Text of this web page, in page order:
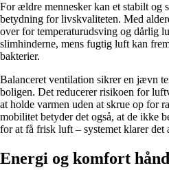
For ældre mennesker kan et stabilt og
betydning for livskvaliteten. Med
over for temperaturudsving og dårlig
slimhinderne, mens fugtig luft kan
bakterier.
Balanceret ventilation sikrer en jævn
boligen. Det reducerer risikoen for
at holde varmen uden at skrue op for
mobilitet betyder det også, at de ikke
for at få frisk luft – systemet klarer det
Energi og komfort